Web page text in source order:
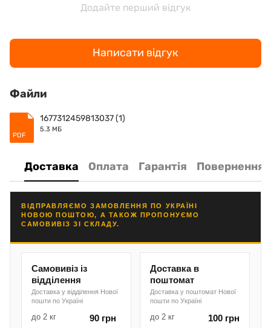
Додайте перший відгук
Написати відгук
Файли
PDF
1677312459813037 (1)
5.3 МБ
Доставка Оплата Гарантія Повернення
ВІДПРАВЛЯЄМО ЗАМОВЛЕННЯ ПО УКРАЇНІ
НОВОЮ ПОШТОЮ, А ТАКОЖ ПРОПОНУЄМО
САМОВИВІЗ ЗІ СКЛАДУ.
Самовивіз із
відділення
Доставка у відділення Нової
пошти по Україні
до 2 кг 90 грн
Доставка в
поштомат
Доставка у поштомат Нової
пошти по Україні
до 2 кг 100 грн